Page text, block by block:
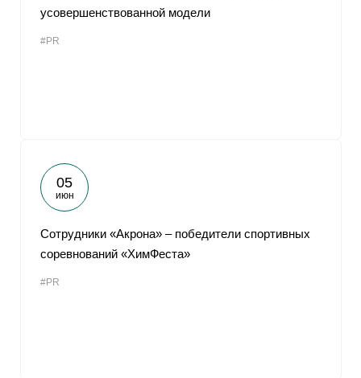
усовершенствованной модели
#PR
05
июн
Сотрудники «Акрона» ‒ победители спортивных
соревнований «ХимФеста»
#PR